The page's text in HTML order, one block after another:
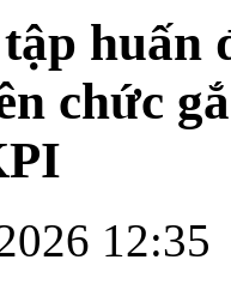
huấn
chức
12:35